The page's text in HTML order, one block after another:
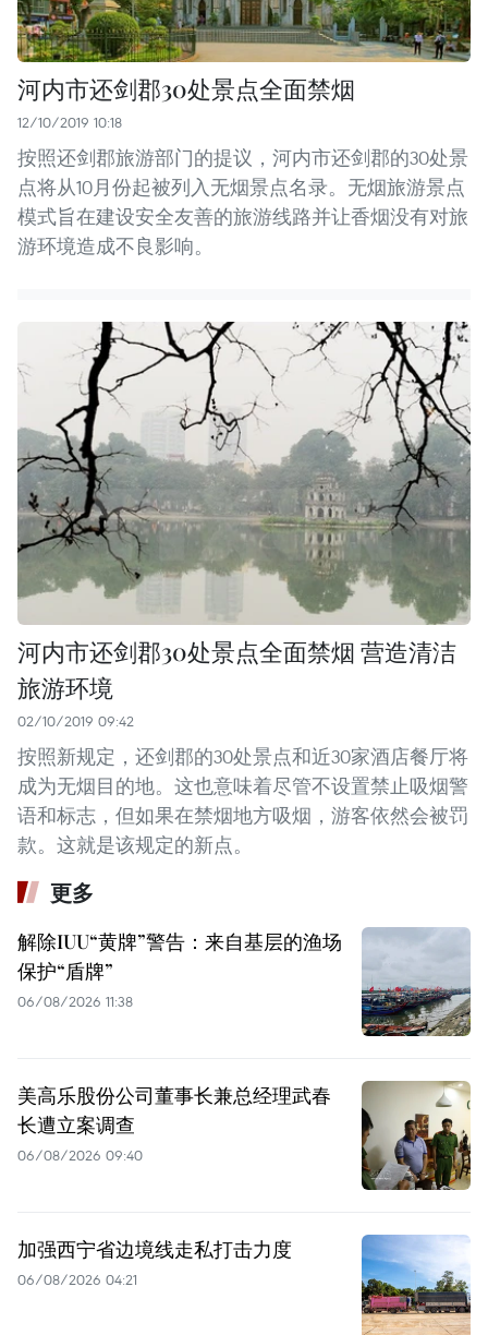
河内市还剑郡30处景点全面禁烟
12/10/2019 10:18
按照还剑郡旅游部门的提议，河内市还剑郡的30处景
点将从10月份起被列入无烟景点名录。无烟旅游景点
模式旨在建设安全友善的旅游线路并让香烟没有对旅
游环境造成不良影响。
河内市还剑郡30处景点全面禁烟 营造清洁
旅游环境
02/10/2019 09:42
按照新规定，还剑郡的30处景点和近30家酒店餐厅将
成为无烟目的地。这也意味着尽管不设置禁止吸烟警
语和标志，但如果在禁烟地方吸烟，游客依然会被罚
款。这就是该规定的新点。
更多
解除IUU“黄牌”警告：来自基层的渔场
保护“盾牌”
06/08/2026 11:38
美高乐股份公司董事长兼总经理武春
长遭立案调查
06/08/2026 09:40
加强西宁省边境线走私打击力度
06/08/2026 04:21